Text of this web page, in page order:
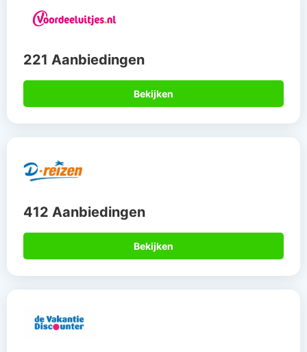
221 Aanbiedingen
Bekijken
412 Aanbiedingen
Bekijken